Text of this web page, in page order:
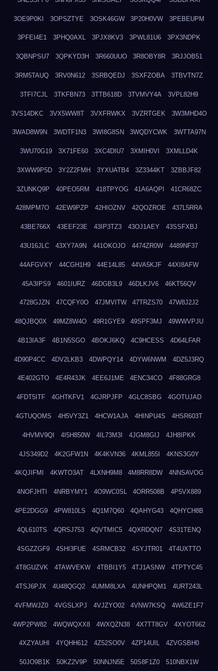
3OE9P0KI 3OPSZTYE 3OSK46GW 3P20H0VW 3PEBEUPM
3PFEI4E1 3PHQ0AXL 3PJX8KV3 3PWL81U6 3PX3NDPK
3QBNPSU7 3QPKYD3H 3R660UUO 3R8OBY8R 3RJJOB51
3RM5TAUQ 3RV0N612 3SRBQEDJ 3SXFZOBA 3TBVTN7Z
3TFI7CJL 3TKFBN73 3TTB618D 3TVMVY4A 3VPL82H9
3VS14DKC 3VX5WW8T 3VXFRWKX 3VZRTGEK 3W3MHD4O
3WAD8W9N 3WDTF1N3 3WI8G8SN 3WQDYCWK 3WTTA97N
3WU70G19 3X71FE60 3XC4DIU7 3XMIH0VI 3XMLLD4K
3XWW9P5D 3Y2Z2FMH 3YXUATB4 3Z3344KT 3ZBBJF82
3ZUNKQ9P 40PEO5RM 418TPYOG 41A6AQPI 41CR68ZC
428MPM7O 42EW9PZP 42HIOZNV 42QOZROE 437L5RRA
43BE766X 43EEF23E 43IP3TZ3 43OJ1AEY 43SSFXBJ
43U16JLC 43XY7A9N 441OKOJO 4474ZR0W 4489NF37
44AFGVXY 44CGH1H9 44E14L85 44VA5KJF 44XI8AFW
45A3IPS9 4601IURZ 46DGB3L9 46DLKJV6 46KT56QV
4728GJZN 47CQFY0O 47JMVITW 47TRZS70 47W8J2J2
48QJBQ0X 49MZ8W4O 49R1GYE9 49SPF3MJ 49WWVPJU
4B13IA3F 4B1N5SGO 4BOKJ6KQ 4C9HCESS 4D64LFAR
4D90P4CC 4DV2LKB3 4DWPQY14 4DYW6NWM 4DZ5J3RQ
4E402GTO 4E4R43JK 4EE6J1ME 4ENC34CO 4F88GRG8
4FDT5ITF 4GHTKFV1 4GJRPJFP 4GLC8SBG 4GOTUJAD
4GTUQOMS 4H5VY3Z1 4HCW1AJA 4HINPU4S 4HSR603T
4HVMV9QI 4I5H850W 4IL73M3I 4JGM8GIJ 4JH8IPKK
4JS349D2 4K2GFW1N 4K4KVN36 4KML855I 4KNS3G0Y
4KQJIFMI 4KWTO3AT 4LXNH9M8 4M8RR8DW 4NNSAVOG
4NOFJHTI 4NRBYMY1 4O9WC0SL 4ORR508B 4P5VX889
4PE2DGG9 4PW810LS 4Q1M7Q60 4QAHYG43 4QHYCH8B
4QL610TS 4QRSJ753 4QVTMIC5 4QXRDQN7 4S31TENQ
4SGZZGF9 4SHI3FUE 4SRMCB32 4SYJTR01 4T4UXTTO
4T8GUZVK 4TAWVEKW 4TBBI1Y5 4TJ1ASNW 4TPTYC45
4TSJ6PJX 4U48QGQ2 4UMM8LXA 4UNHPQM1 4URT243L
4VFMWJZ0 4VGSLXPJ 4VJZYO02 4VNW7KSQ 4W6ZE1F7
4WP2PW82 4WQWQXX8 4WXQZN38 4X7TT8GV 4XYOT662
4XZYAUHI 4YQHH612 4Z52SO0V 4ZP14UIL 4ZVGSBH0
50JO9B1K 50KZ2V9P 50NNJN5E 50S8F1Z0 510NBX1W